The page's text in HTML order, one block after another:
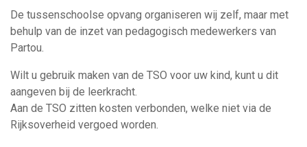
De tussenschoolse opvang organiseren wij zelf, maar met
behulp van de inzet van pedagogisch medewerkers van
Partou.
Wilt u gebruik maken van de TSO voor uw kind, kunt u dit
aangeven bij de leerkracht.
Aan de TSO zitten kosten verbonden, welke niet via de
Rijksoverheid vergoed worden.